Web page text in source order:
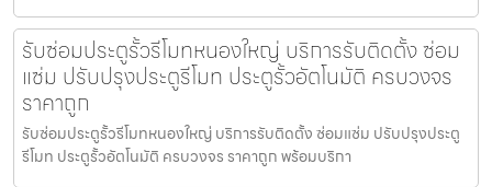
รับซ่อมประตูรั้วรีโมทหนองใหญ่ บริการรับติดตั้ง ซ่อม
แซ่ม ปรับปรุงประตูรีโมท ประตูรั้วอัตโนมัติ ครบวงจร
ราคาถูก
รับซ่อมประตูรั้วรีโมทหนองใหญ่ บริการรับติดตั้ง ซ่อมแซ่ม ปรับปรุงประตู
รีโมท ประตูรั้วอัตโนมัติ ครบวงจร ราคาถูก พร้อมบริกา